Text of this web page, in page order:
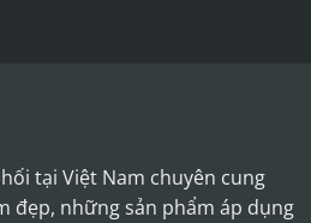
tại Việt Nam chuyên cung
đẹp, những sản phẩm áp dụng